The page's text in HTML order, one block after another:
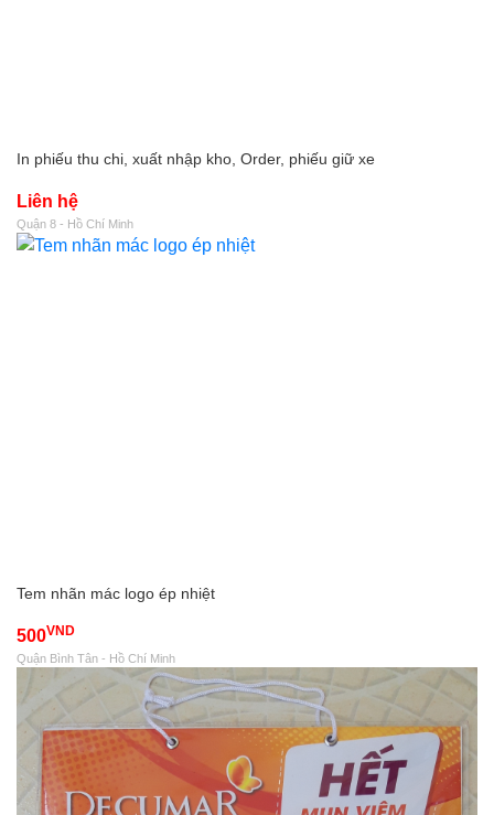
In phiếu thu chi, xuất nhập kho, Order, phiếu giữ xe
Liên hệ
Quận 8 - Hồ Chí Minh
Tem nhãn mác logo ép nhiệt
500VND
Quận Bình Tân - Hồ Chí Minh